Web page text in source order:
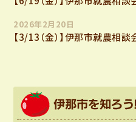
【3/13（金）】伊那市就農相
2026年2月20日